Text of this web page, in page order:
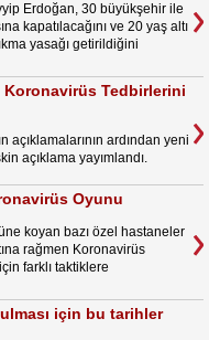
Erdoğan, 30 büyükşehir ile
kapatılacağını ve 20 yaş altı
yasağı getirildiğini
Koronavirüs Tedbirlerini
açıklamalarının ardından yeni
açıklama yayımlandı.
Oyunu
koyan bazı özel hastaneler
rağmen Koronavirüs
farklı taktiklere
için bu tarihler